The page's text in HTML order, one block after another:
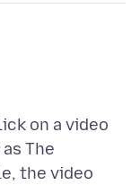
on a video
The
the video